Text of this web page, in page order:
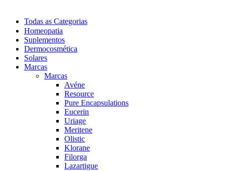
Todas as Categorias
Homeopatia
Suplementos
Dermocosmética
Solares
Marcas
Marcas
Avéne
Resource
Pure Encapsulations
Eucerin
Uriage
Meritene
Olistic
Klorane
Filorga
Lazartigue